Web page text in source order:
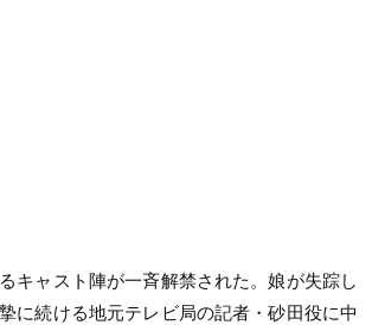
キャスト陣が一斉解禁された。娘が失踪し
に続ける地元テレビ局の記者・砂田役に中